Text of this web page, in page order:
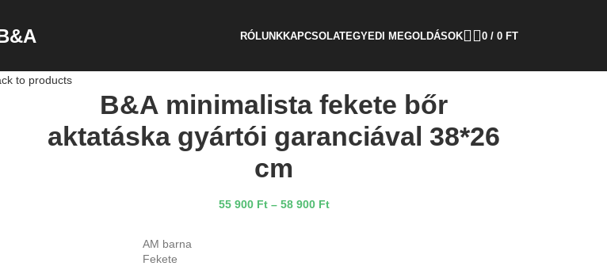
RÓLUNKKAPCSOLATEGYEDI MEGOLDÁSOK 0 / 0 FT
to products
B&A minimalista fekete bőr
aktatáska gyártói garanciával 38*26
cm
55 900 Ft – 58 900 Ft
AM barna
Fekete